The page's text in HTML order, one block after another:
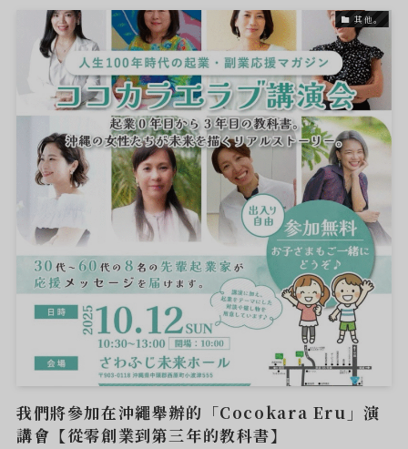
其他。
我們將參加在沖繩舉辦的「Cocokara Eru」演
講會【從零創業到第三年的教科書】